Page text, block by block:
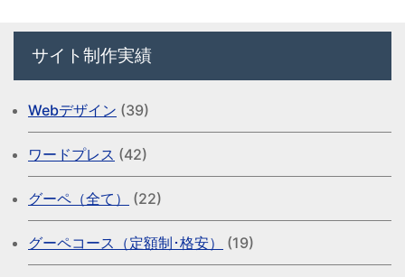
サイト制作実績
Webデザイン (39)
ワードプレス (42)
グーペ（全て） (22)
グーペコース（定額制･格安） (19)